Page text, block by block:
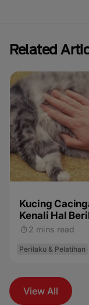
Related
Kucing
Kenali Hal
2 mins read
Perilaku & Pelatihan
View All